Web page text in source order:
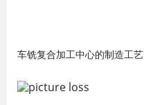
车铣复合加工中心的制造工艺